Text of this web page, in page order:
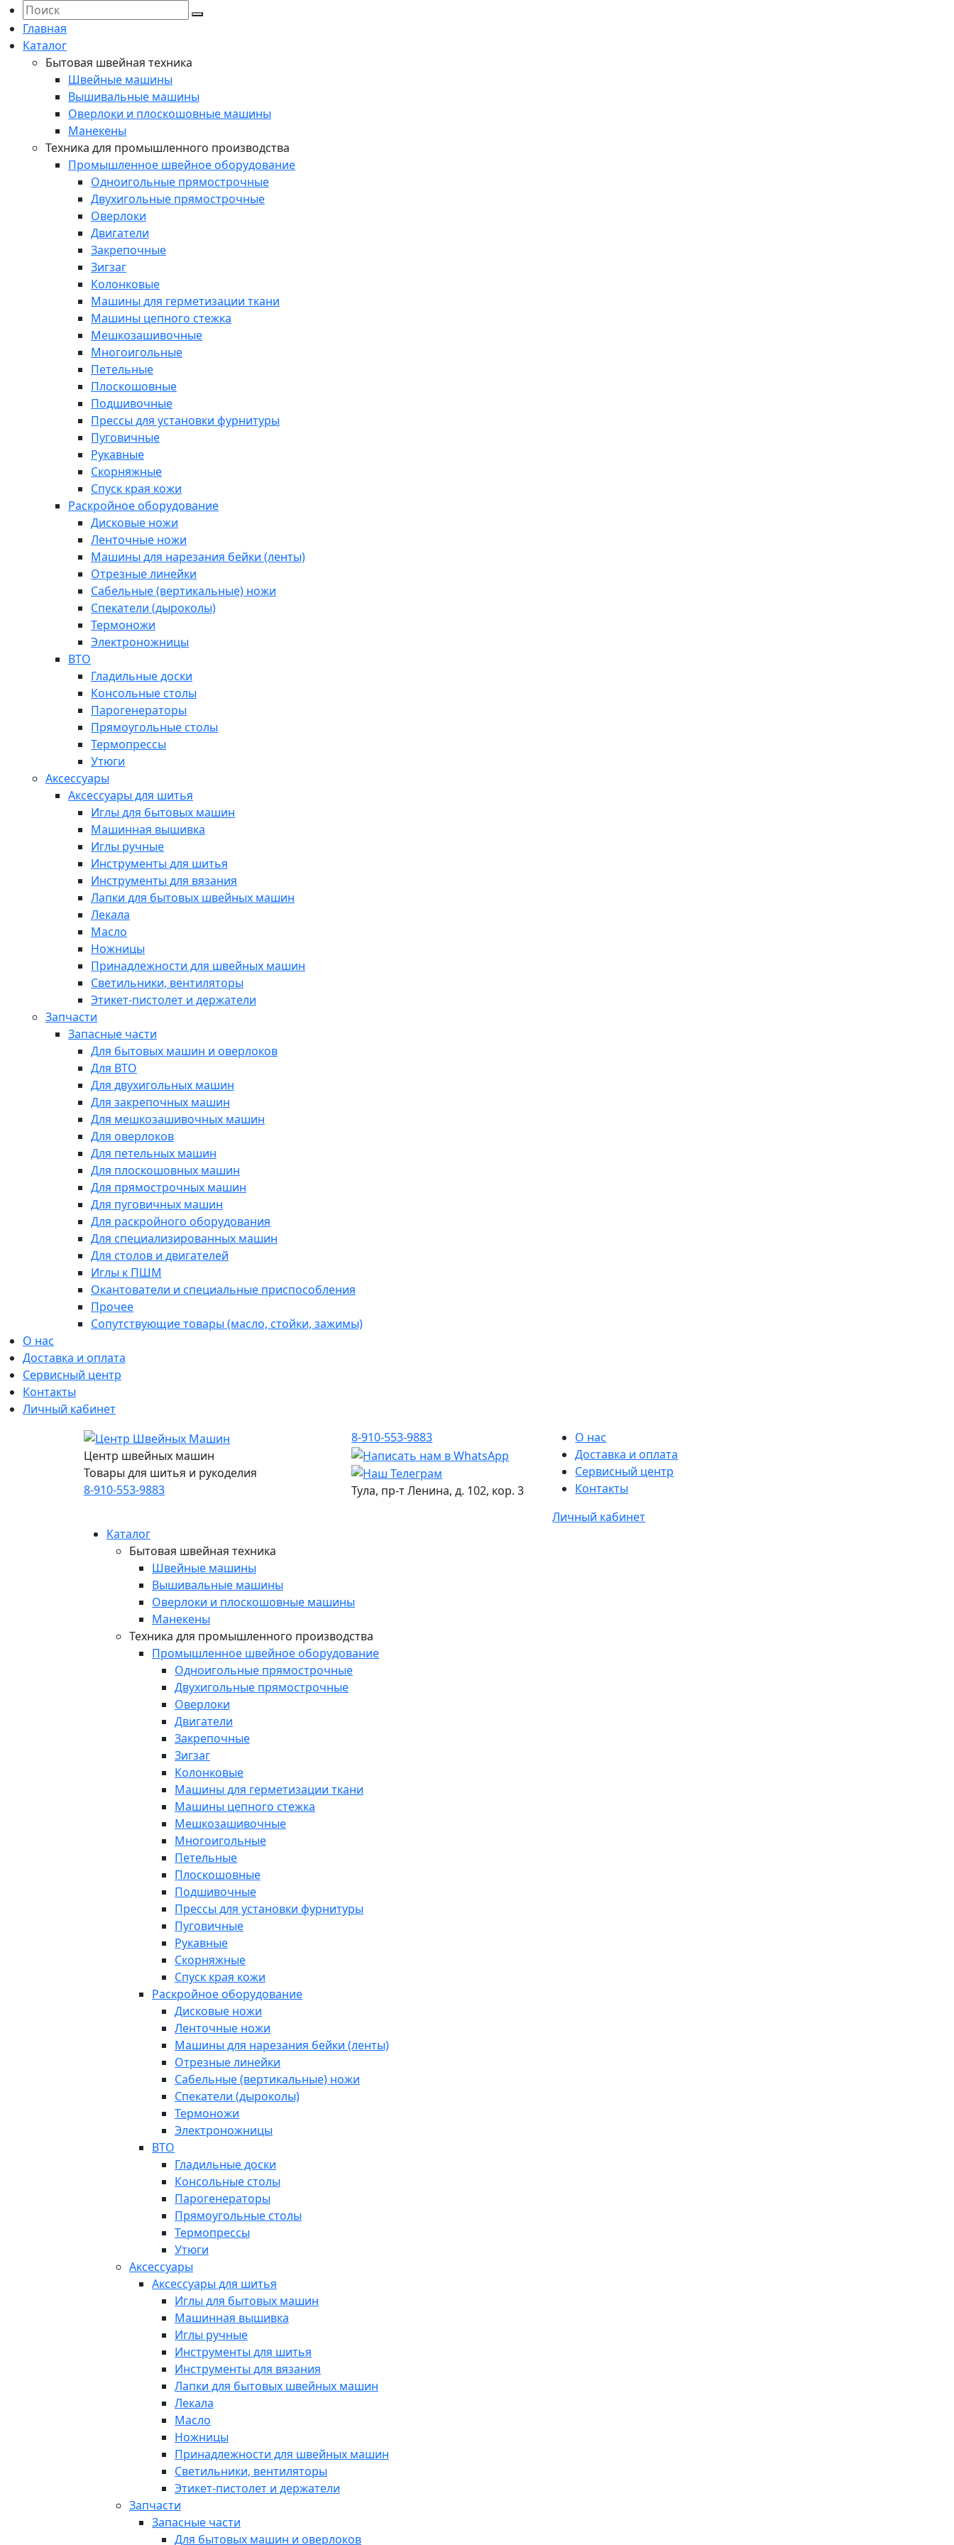
Главная
Каталог
Бытовая швейная техника
Швейные машины
Вышивальные машины
Оверлоки и плоскошовные машины
Манекены
Техника для промышленного производства
Промышленное швейное оборудование
Одноигольные прямострочные
Двухигольные прямострочные
Оверлоки
Двигатели
Закрепочные
Зигзаг
Колонковые
Машины для герметизации ткани
Машины цепного стежка
Мешкозашивочные
Многоигольные
Петельные
Плоскошовные
Подшивочные
Прессы для установки фурнитуры
Пуговичные
Рукавные
Скорняжные
Спуск края кожи
Раскройное оборудование
Дисковые ножи
Ленточные ножи
Машины для нарезания бейки (ленты)
Отрезные линейки
Сабельные (вертикальные) ножи
Спекатели (дыроколы)
Термоножи
Электроножницы
ВТО
Гладильные доски
Консольные столы
Парогенераторы
Прямоугольные столы
Термопрессы
Утюги
Аксессуары
Аксессуары для шитья
Иглы для бытовых машин
Машинная вышивка
Иглы ручные
Инструменты для шитья
Инструменты для вязания
Лапки для бытовых швейных машин
Лекала
Масло
Ножницы
Принадлежности для швейных машин
Светильники, вентиляторы
Этикет-пистолет и держатели
Запчасти
Запасные части
Для бытовых машин и оверлоков
Для ВТО
Для двухигольных машин
Для закрепочных машин
Для мешкозашивочных машин
Для оверлоков
Для петельных машин
Для плоскошовных машин
Для прямострочных машин
Для пуговичных машин
Для раскройного оборудования
Для специализированных машин
Для столов и двигателей
Иглы к ПШМ
Окантователи и специальные приспособления
Прочее
Сопутствующие товары (масло, стойки, зажимы)
О нас
Доставка и оплата
Сервисный центр
Контакты
Личный кабинет
Центр швейных машин
Товары для шитья и рукоделия
8-910-553-9883
8-910-553-9883
Тула, пр-т Ленина, д. 102, кор. 3
О нас
Доставка и оплата
Сервисный центр
Контакты
Личный кабинет
Каталог
Бытовая швейная техника
Швейные машины
Вышивальные машины
Оверлоки и плоскошовные машины
Манекены
Техника для промышленного производства
Промышленное швейное оборудование
Одноигольные прямострочные
Двухигольные прямострочные
Оверлоки
Двигатели
Закрепочные
Зигзаг
Колонковые
Машины для герметизации ткани
Машины цепного стежка
Мешкозашивочные
Многоигольные
Петельные
Плоскошовные
Подшивочные
Прессы для установки фурнитуры
Пуговичные
Рукавные
Скорняжные
Спуск края кожи
Раскройное оборудование
Дисковые ножи
Ленточные ножи
Машины для нарезания бейки (ленты)
Отрезные линейки
Сабельные (вертикальные) ножи
Спекатели (дыроколы)
Термоножи
Электроножницы
ВТО
Гладильные доски
Консольные столы
Парогенераторы
Прямоугольные столы
Термопрессы
Утюги
Аксессуары
Аксессуары для шитья
Иглы для бытовых машин
Машинная вышивка
Иглы ручные
Инструменты для шитья
Инструменты для вязания
Лапки для бытовых швейных машин
Лекала
Масло
Ножницы
Принадлежности для швейных машин
Светильники, вентиляторы
Этикет-пистолет и держатели
Запчасти
Запасные части
Для бытовых машин и оверлоков